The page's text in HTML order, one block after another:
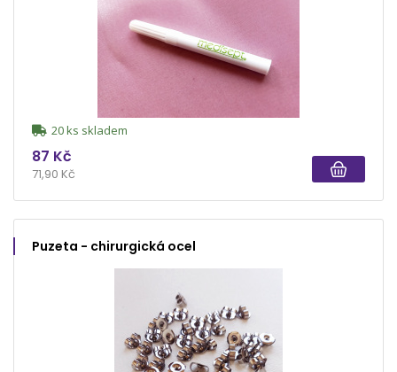
20 ks skladem
87 Kč
71,90 Kč
Puzeta - chirurgická ocel